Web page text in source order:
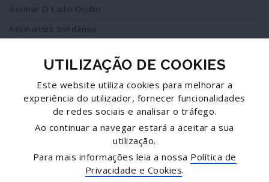
Assinar O Lado Oculto
Assinantes Solidários
Redes Sociais
Siga-nos no facebook
Twitter
UTILIZAÇÃO DE COOKIES
Este website utiliza cookies para melhorar a
experiência do utilizador, fornecer funcionalidades
de redes sociais e analisar o tráfego.
Ao continuar a navegar estará a aceitar a sua
utilização.
Para mais informações leia a nossa Política de
Privacidade e Cookies.